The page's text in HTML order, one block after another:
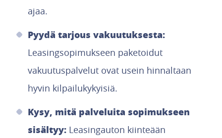
ajaa.
Pyydä tarjous vakuutuksesta:
Leasingsopimukseen paketoidut
vakuutuspalvelut ovat usein hinnaltaan
hyvin kilpailukykyisiä.
Kysy, mitä palveluita sopimukseen
sisältyy: Leasingauton kiinteään